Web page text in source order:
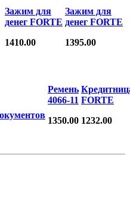
Зажим для
денег FORTE
1410.00
Зажим для
денег FORTE
1395.00
Ремень
4066-11
1350.00
FORTE
1232.00